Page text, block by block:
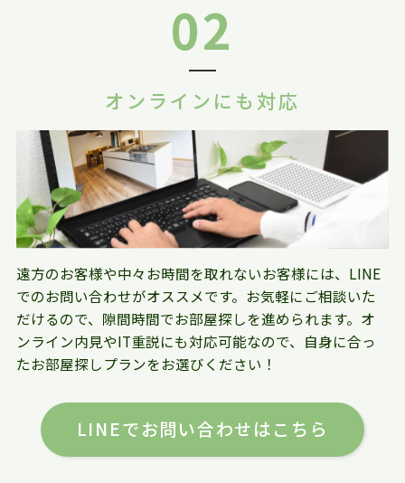
02
オンラインにも対応
遠方のお客様や中々お時間を取れないお客様には、LINE
でのお問い合わせがオススメです。お気軽にご相談いた
だけるので、隙間時間でお部屋探しを進められます。オ
ンライン内見やIT重説にも対応可能なので、自身に合っ
たお部屋探しプランをお選びください！
LINEでお問い合わせはこちら